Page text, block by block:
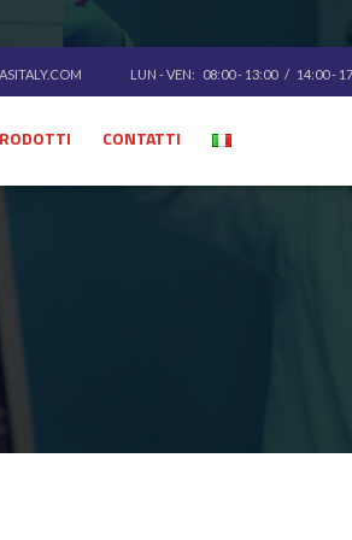
LUN - VEN: 08:00 - 13:00 / 14:00 -
CONTATTI